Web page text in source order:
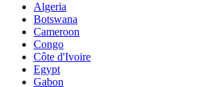
Algeria
Botswana
Cameroon
Congo
Côte d'Ivoire
Egypt
Gabon